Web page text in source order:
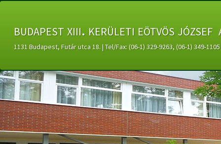
budapest xiii. kerületi eötvös
1131 Budapest, Futár utca 18. | Tel/Fax: (06-1) 329-9263, (06-1) 349-